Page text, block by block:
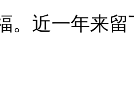
。近一年来